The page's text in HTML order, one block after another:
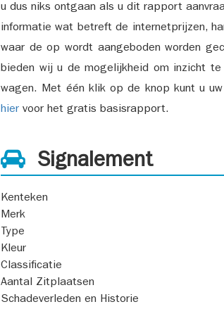
u dus niks ontgaan als u dit rapport
informatie wat betreft de internetprijzen,
waar de op wordt aangeboden worden
bieden wij u de mogelijkheid om inzicht
wagen. Met één klik op de knop kunt u
hier voor het gratis basisrapport.
Signalement
Kenteken
Merk
Type
Kleur
Classificatie
Aantal Zitplaatsen
Schadeverleden en Historie